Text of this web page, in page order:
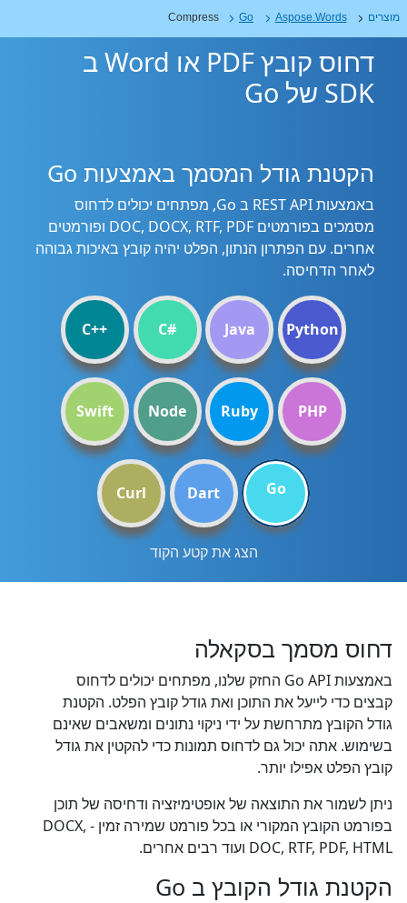
מוצרים Aspose.Words
Go
Compress
דחוס קובץ PDF או Word ב
SDK של Go
הקטנת גודל המסמך באמצעות Go
באמצעות REST API ב Go, מפתחים יכולים לדחוס
מסמכים בפורמטים DOC, DOCX, RTF, PDF ופורמטים
אחרים. עם הפתרון הנתון, הפלט יהיה קובץ באיכות גבוהה
לאחר הדחיסה.
Python
Java
C#
C++
PHP
Ruby
Node
Swift
Go
Dart
Curl
הצג את קטע הקוד
דחוס מסמך בסקאלה
באמצעות Go API החזק שלנו, מפתחים יכולים לדחוס
קבצים כדי לייעל את התוכן ואת גודל קובץ הפלט. הקטנת
גודל הקובץ מתרחשת על ידי ניקוי נתונים ומשאבים שאינם
בשימוש. אתה יכול גם לדחוס תמונות כדי להקטין את גודל
קובץ הפלט אפילו יותר.
ניתן לשמור את התוצאה של אופטימיזציה ודחיסה של תוכן
בפורמט הקובץ המקורי או בכל פורמט שמירה זמין - DOCX,
DOC, RTF, PDF, HTML ועוד רבים אחרים.
הקטנת גודל הקובץ ב Go